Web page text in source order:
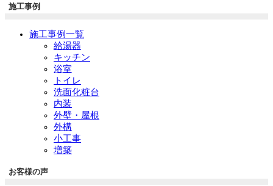
施工事例
施工事例一覧
給湯器
キッチン
浴室
トイレ
洗面化粧台
内装
外壁・屋根
外構
小工事
増築
お客様の声